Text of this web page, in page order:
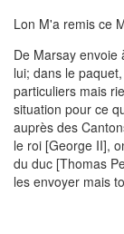
Lon M'a remis ce
De Marsay
lui; dans le
particuliers mais
situation pour ce
auprès des
le roi [George II],
du duc [Thomas
les envoyer mais